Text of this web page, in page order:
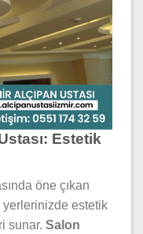
Estetik
öne çıkan
yerlerinizde estetik
sunar. Salon